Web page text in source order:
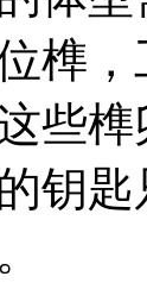
榫
些
钥